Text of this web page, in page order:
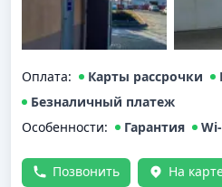
Оплата: Карты рассрочки
Безналичный платеж
Особенности:
Гарантия
Позвонить На